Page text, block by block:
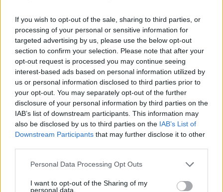
If you wish to opt-out of the sale, sharing to third parties, or
processing of your personal or sensitive information for
targeted advertising by us, please use the below opt-out
section to confirm your selection. Please note that after your
opt-out request is processed you may continue seeing
interest-based ads based on personal information utilized by
us or personal information disclosed to third parties prior to
your opt-out. You may separately opt-out of the further
disclosure of your personal information by third parties on the
IAB’s list of downstream participants. This information may
also be disclosed by us to third parties on the IAB’s List of
Downstream Participants that may further disclose it to other
Please note that this website/app uses one or more Google
not limited to your visit or usage behaviour. You may click to
Personal Data Processing Opt Outs
I want to opt-out of the Sharing of my
personal data.
A tömböt a Haggenmacher család építtette. Róluk
már volt szó az Oktogon túloldalán álló52-es számú
palotakapcsán, s ott azt is leírtam, hogy a svájci
származású Haggenmacher fivérek,Henrik ésKároly
eredetileg a malomiparban jeleskedtek, aztán
elkezdtek komolyan foglalkozni a sörfőzéssel és
részben az ifjabb Henrik házasodása révén aztán
ebben is megvetették lábukat, sőt az évek során
ingatlanvagyonukat is sikerült szépen
felduzzasztani. A címjegyzék szerint 1885-86-ban
már a családfő, id. Haggenmacher Henrik nevén van
az Andrássy út 32-től 44-ig mindegyik épület, kivéve
a 34-et, aminek tulajdonosa fia, az ifjabb Henrik és